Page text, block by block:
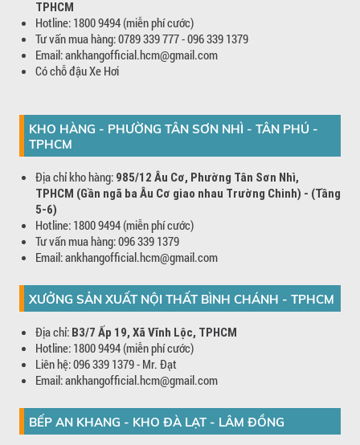
TPHCM
Hotline: 1800 9494 (miễn phí cước)
Tư vấn mua hàng: 0789 339 777 - 096 339 1379
Email: ankhangofficial.hcm@gmail.com
Có chỗ đậu Xe Hơi
KHO HÀNG - PHƯỜNG TÂN SƠN NHÌ - TÂN PHÚ -
TPHCM
Địa chỉ kho hàng: 985/12 Âu Cơ, Phường Tân Sơn Nhì,
TPHCM (Gần ngã ba Âu Cơ giao nhau Trường Chinh) - (Tầng
5-6)
Hotline: 1800 9494 (miễn phí cước)
Tư vấn mua hàng: 096 339 1379
Email: ankhangofficial.hcm@gmail.com
XƯỞNG SẢN XUẤT NỘI THẤT BÌNH CHÁNH - TPHCM
Địa chỉ: B3/7 Ấp 19, Xã Vĩnh Lộc, TPHCM
Hotline: 1800 9494 (miễn phí cước)
Liên hệ: 096 339 1379 - Mr. Đạt
Email: ankhangofficial.hcm@gmail.com
BẾP AN KHANG - KHO ĐÀ LẠT - LÂM ĐỒNG